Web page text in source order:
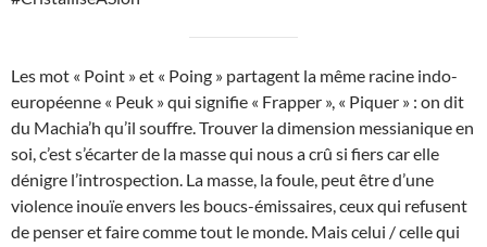
Les mot « Point » et « Poing » partagent la même racine indo-
européenne « Peuk » qui signifie « Frapper », « Piquer » : on dit
du Machia’h qu’il souffre. Trouver la dimension messianique en
soi, c’est s’écarter de la masse qui nous a crû si fiers car elle
dénigre l’introspection. La masse, la foule, peut être d’une
violence inouïe envers les boucs-émissaires, ceux qui refusent
de penser et faire comme tout le monde. Mais celui / celle qui